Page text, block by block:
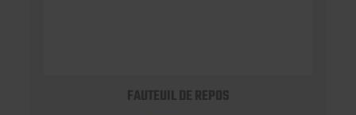
FAUTEUIL DE REPOS